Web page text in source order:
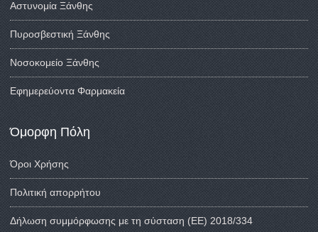
Αστυνομία Ξάνθης
Πυροσβεστική Ξάνθης
Νοσοκομείο Ξάνθης
Εφημερεύοντα Φαρμακεία
Όμορφη Πόλη
Όροι Χρήσης
Πολιτική απορρήτου
Δήλωση συμμόρφωσης με τη σύσταση (ΕΕ) 2018/334